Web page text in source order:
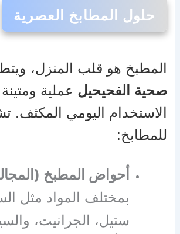
حلول المطابخ العصرية
المطبخ هو قلب المنزل،
صحية الفحيحيل عملية
الاستخدام اليومي المكثف.
للمطابخ:
أحواض المطبخ
بمختلف المواد مثل
ستيل، الجرانيت،